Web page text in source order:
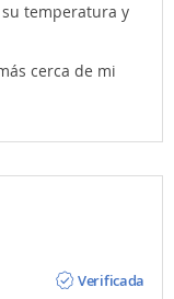
temperatura y
cerca de mi
Verificada